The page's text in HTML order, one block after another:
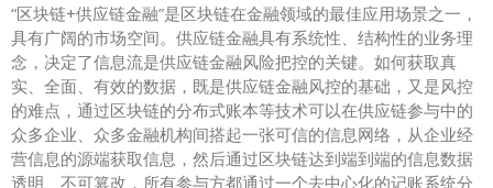
“区块链+供应链金融”是区块链在金融领域的最佳应用场景之一，
具有广阔的市场空间。供应链金融具有系统性、结构性的业务理
念，决定了信息流是供应链金融风险把控的关键。如何获取真
实、全面、有效的数据，既是供应链金融风控的基础，又是风控
的难点，通过区块链的分布式账本等技术可以在供应链参与中的
众多企业、众多金融机构间搭起一张可信的信息网络，从企业经
营信息的源端获取信息，然后通过区块链达到端到端的信息数据
透明、不可篡改，所有参与方都通过一个去中心化的记账系统分